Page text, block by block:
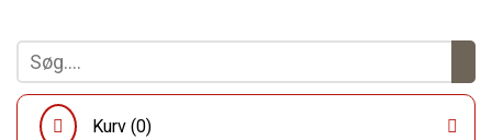
Kurv (0)